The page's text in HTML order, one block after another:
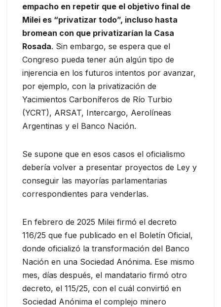
empacho en repetir que el objetivo final de
Milei es “privatizar todo”, incluso hasta
bromean con que privatizarían la Casa
Rosada. Sin embargo, se espera que el
Congreso pueda tener aún algún tipo de
injerencia en los futuros intentos por avanzar,
por ejemplo, con la privatización de
Yacimientos Carboníferos de Río Turbio
(YCRT), ARSAT, Intercargo, Aerolíneas
Argentinas y el Banco Nación.
Se supone que en esos casos el oficialismo
debería volver a presentar proyectos de Ley y
conseguir las mayorías parlamentarias
correspondientes para venderlas.
En febrero de 2025 Milei firmó el decreto
116/25 que fue publicado en el Boletín Oficial,
donde oficializó la transformación del Banco
Nación en una Sociedad Anónima. Ese mismo
mes, días después, el mandatario firmó otro
decreto, el 115/25, con el cuál convirtió en
Sociedad Anónima el complejo minero